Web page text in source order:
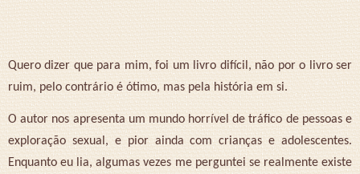
Quero dizer que para mim, foi um livro difícil, não por o livro ser
ruim, pelo contrário é ótimo, mas pela história em si.
O autor nos apresenta um mundo horrível de tráfico de pessoas e
exploração sexual, e pior ainda com crianças e adolescentes.
Enquanto eu lia, algumas vezes me perguntei se realmente existe